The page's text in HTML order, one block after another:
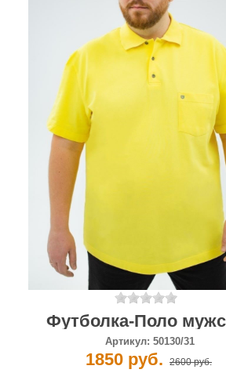
Футболка-Поло
Артикул: 50130/31
1850 руб. 2600 руб.